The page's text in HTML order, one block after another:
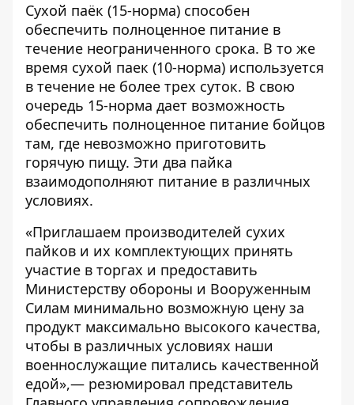
Сухой паёк (15-норма) способен
обеспечить полноценное питание в
течение неограниченного срока. В то же
время сухой паек (10-норма) используется
в течение не более трех суток. В свою
очередь 15-норма дает возможность
обеспечить полноценное питание бойцов
там, где невозможно приготовить
горячую пищу. Эти два пайка
взаимодополняют питание в различных
условиях.
«Приглашаем производителей сухих
пайков и их комплектующих принять
участие в торгах и предоставить
Министерству обороны и Вооруженным
Силам минимально возможную цену за
продукт максимально высокого качества,
чтобы в различных условиях наши
военнослужащие питались качественной
едой»,— резюмировал представитель